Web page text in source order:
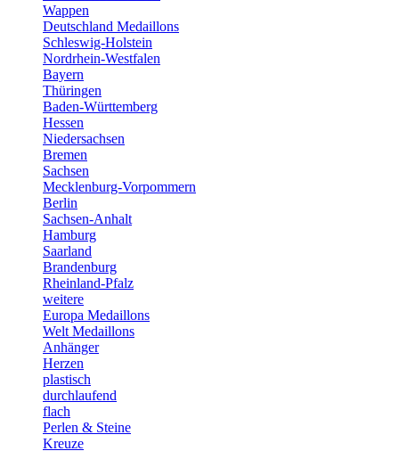
Wappen
Deutschland Medaillons
Schleswig-Holstein
Nordrhein-Westfalen
Bayern
Thüringen
Baden-Württemberg
Hessen
Niedersachsen
Bremen
Sachsen
Mecklenburg-Vorpommern
Berlin
Sachsen-Anhalt
Hamburg
Saarland
Brandenburg
Rheinland-Pfalz
weitere
Europa Medaillons
Welt Medaillons
Anhänger
Herzen
plastisch
durchlaufend
flach
Perlen & Steine
Kreuze